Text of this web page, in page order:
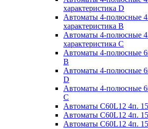
характеристика D
Автоматы 4-полюсные
характеристика В
Автоматы 4-полюсные
характеристика С
Автоматы 4-полюсные
B
Автоматы 4-полюсные
D
Автоматы 4-полюсные
С
Автоматы C60L12 4п.
Автоматы C60L12 4п.
Автоматы C60L12 4п.